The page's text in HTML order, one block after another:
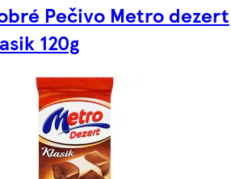
Pečivo Metro dezert
120g